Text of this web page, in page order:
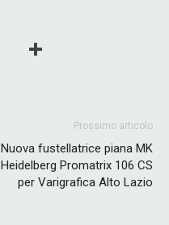
Prossimo articolo
Nuova fustellatrice piana MK
Heidelberg Promatrix 106 CS
per Varigrafica Alto Lazio